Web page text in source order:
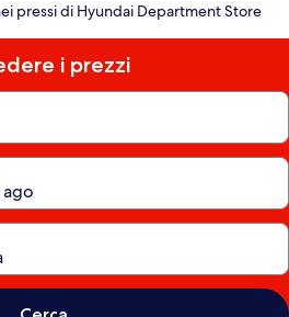
pressi di Hyundai Department Store
i prezzi